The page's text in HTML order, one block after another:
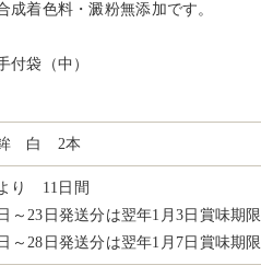
成着色料・澱粉無添加です。
付袋（中）
鉾 白 2本
り 11日間
～23日発送分は翌年1月3日賞味期限
～28日発送分は翌年1月7日賞味期限